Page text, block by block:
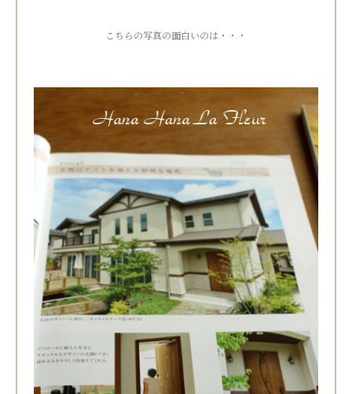
こちらの写真の面白いのは・・・